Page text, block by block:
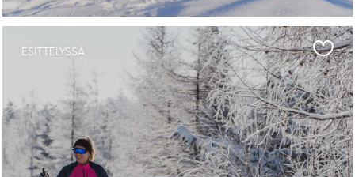
ESITTELYSSÄ